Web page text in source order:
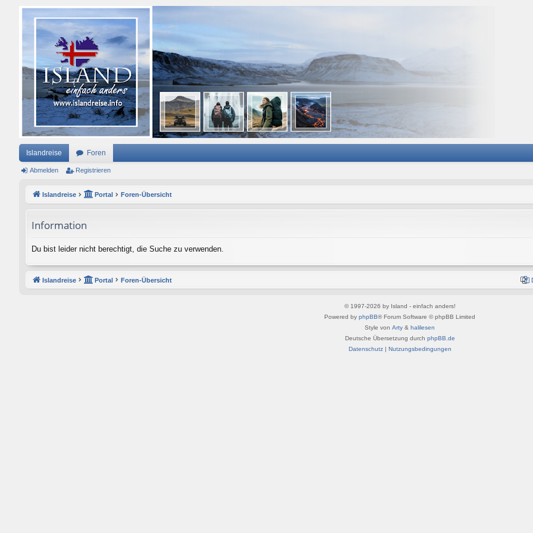
Islandreise Foren
Abmelden Registrieren
Islandreise Portal Foren-Übersicht
Information
Du bist leider nicht berechtigt, die Suche zu verwenden.
Islandreise Portal Foren-Übersicht
© 1997-2026 by Island - einfach anders!
Powered by phpBB® Forum Software © phpBB Limited
Style von Arty & halilesen
Deutsche Übersetzung durch phpBB.de
Datenschutz| Nutzungsbedingungen